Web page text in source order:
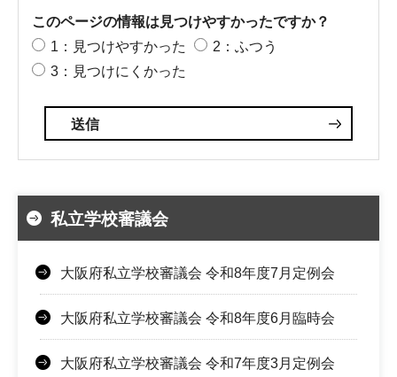
このページの情報は見つけやすかったですか？
1：見つけやすかった
2：ふつう
3：見つけにくかった
私立学校審議会
大阪府私立学校審議会 令和8年度7月定例会
大阪府私立学校審議会 令和8年度6月臨時会
大阪府私立学校審議会 令和7年度3月定例会